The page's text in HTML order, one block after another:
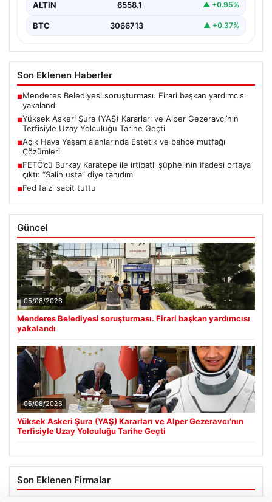
ALTIN 6558.1 ▲ +0.95%
BTC 3066713 ▲ +0.37%
Son Eklenen Haberler
■Menderes Belediyesi soruşturması. Firari başkan yardımcısı
yakalandı
■Yüksek Askeri Şura (YAŞ) Kararları ve Alper Gezeravcı’nın
Terfisiyle Uzay Yolculuğu Tarihe Geçti
■Açık Hava Yaşam alanlarında Estetik ve bahçe mutfağı
Çözümleri
■FETÖ’cü Burkay Karatepe ile irtibatlı şüphelinin ifadesi ortaya
çıktı: “Salih usta” diye tanıdım
■Fed faizi sabit tuttu
Güncel
05/08/2026
Menderes Belediyesi soruşturması. Firari başkan yardımcısı
yakalandı
05/08/2026
Yüksek Askeri Şura (YAŞ) Kararları ve Alper Gezeravcı’nın
Terfisiyle Uzay Yolculuğu Tarihe Geçti
Son Eklenen Firmalar